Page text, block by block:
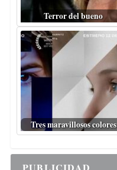
Terror del bueno
Tres maravillosos colores